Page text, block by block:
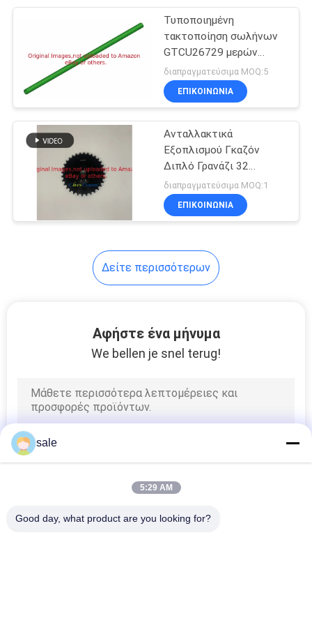
Σφραγίδες
θεριστών
χορτοταπήτων
Φίλτρα θεριστών
Σύνδεση κυλίνδρων
θεριστών
χορτοταπήτων
Υδραυλικός
κύλινδρος
Τυποποιημένη
τακτοποίηση σωλήνων
GTCU26729 μερών
αντικατάστασης
θεριστών
χορτοταπήτων για
διαπραγματεύσιμα MOQ:5
ΕΠΙΚΟΙΝΩΝΊΑ
Ανταλλακτικά
Εξοπλισμού Γκαζόν
Διπλό Γρανάζι 32
δοντιών & 12 δοντιών
G210407 Ταιριάζει σε
Διανομείς Millcreek
διαπραγματεύσιμα MOQ:1
ΕΠΙΚΟΙΝΩΝΊΑ
Δείτε περισσότερων
Αφήστε ένα μήνυμα
We bellen je snel terug!
sale
5:29 AM
Good day, what product are you looking for?